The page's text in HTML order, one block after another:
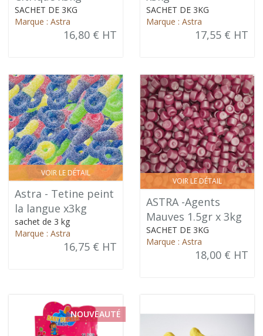
SACHET DE 3KG
Marque : Astra
16,80 € HT
SACHET DE 3KG
Marque : Astra
17,55 € HT
VOIR LE DÉTAIL
Astra - Tetine peint
la langue x3kg
sachet de 3 kg
Marque : Astra
16,75 € HT
VOIR LE DÉTAIL
ASTRA -Agents
Mauves 1.5gr x 3kg
SACHET DE 3KG
Marque : Astra
18,00 € HT
NOUVEAUTÉ